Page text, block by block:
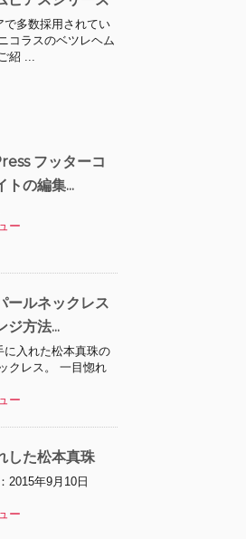
で多数採用されてい
コラスのベツレヘム
紹 ...
フッターコ
トの編集...
ー
ールネックレス
ジ方法...
に入れた松本真珠の
クレス。 一目惚れ
ー
した松本真珠
2015年9月10日
ー